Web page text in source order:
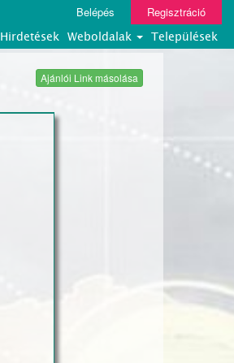
Belépés Regisztráció
Hirdetések Weboldalak Települések
Ajánlói Link másolása